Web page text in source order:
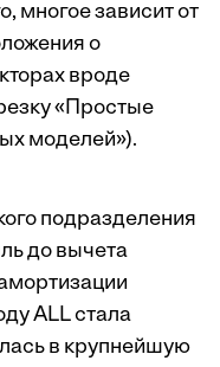
многое зависит от
о
вроде
«Простые
моделей»).
подразделения
до вычета
ALL стала
в крупнейшую